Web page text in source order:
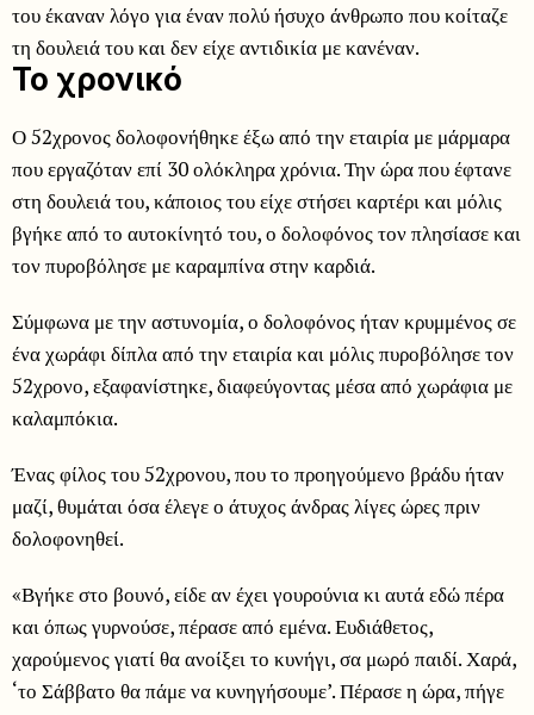
του έκαναν λόγο για έναν πολύ ήσυχο άνθρωπο που κοίταζε
τη δουλειά του και δεν είχε αντιδικία με κανέναν.
Το χρονικό
Ο 52χρονος δολοφονήθηκε έξω από την εταιρία με μάρμαρα
που εργαζόταν επί 30 ολόκληρα χρόνια. Την ώρα που έφτανε
στη δουλειά του, κάποιος του είχε στήσει καρτέρι και μόλις
βγήκε από το αυτοκίνητό του, ο δολοφόνος τον πλησίασε και
τον πυροβόλησε με καραμπίνα στην καρδιά.
Σύμφωνα με την αστυνομία, ο δολοφόνος ήταν κρυμμένος σε
ένα χωράφι δίπλα από την εταιρία και μόλις πυροβόλησε τον
52χρονο, εξαφανίστηκε, διαφεύγοντας μέσα από χωράφια με
καλαμπόκια.
Ένας φίλος του 52χρονου, που το προηγούμενο βράδυ ήταν
μαζί, θυμάται όσα έλεγε ο άτυχος άνδρας λίγες ώρες πριν
δολοφονηθεί.
«Βγήκε στο βουνό, είδε αν έχει γουρούνια κι αυτά εδώ πέρα
και όπως γυρνούσε, πέρασε από εμένα. Ευδιάθετος,
χαρούμενος γιατί θα ανοίξει το κυνήγι, σα μωρό παιδί. Χαρά,
‘το Σάββατο θα πάμε να κυνηγήσουμε’. Πέρασε η ώρα, πήγε